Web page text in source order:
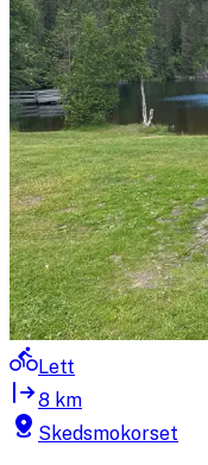
Lett
8 km
Skedsmokorset